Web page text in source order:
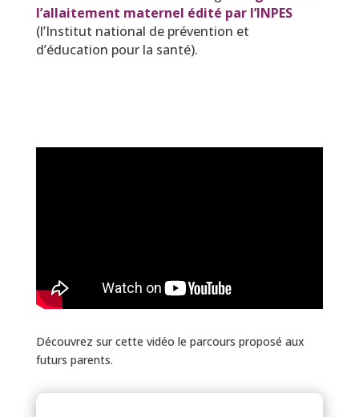
l’allaitement maternel édité par l’INPES
(l’Institut national de prévention et
d’éducation pour la santé).
Découvrez sur cette vidéo le parcours proposé aux
futurs parents.